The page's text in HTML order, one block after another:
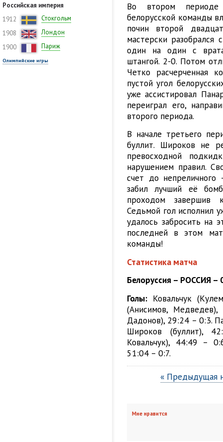
Российская империя
1912
Стокгольм
1908
Лондон
1900
Париж
Олимпийские игры
Во втором периоде
белорусской команды
почин второй
мастерски
один на один с
штангой. 2-0. Потом
Четко расчерченная
пустой угол
уже ассистировал
переиграл его,
второго периода.
В начале третьего
буллит. Широков не
превосходной
нарушением правил.
счет до
забил лучший её
проходом завершив
Седьмой гол исполнил
удалось забросить на
последней в этом
команды!
Статистика матча
Белоруссия – РОССИЯ –
Голы: Ковальчук
(Анисимов,
Дадонов), 29:24 – 0:3.
Широков (буллит),
Ковальчук), 44:49 –
51:04 – 0:7.
« Предыдущая
Мне нравится